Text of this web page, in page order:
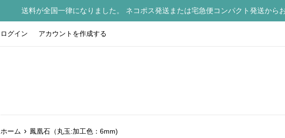
送料が全国一律になりました。 ネコポス発送または宅急便コンパクト発送から
ログイン アカウントを作成する
ホーム › 鳳凰石（丸玉:加工色：6mm)